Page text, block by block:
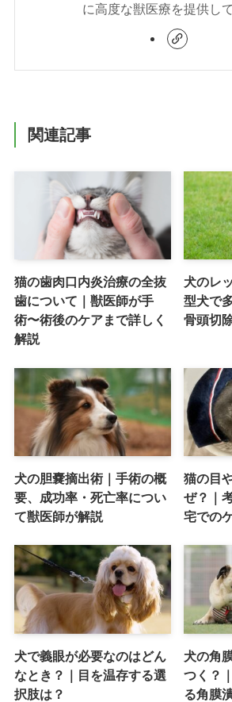
に高度な獣医療を提供して
関連記事
猫の歯肉口内炎治療の全抜
歯について｜獣医師が手
術〜術後のケアまで詳しく
解説
犬のレ
型犬で
骨頭切
犬の胆嚢摘出術｜手術の概
要、成功率・死亡率につい
て獣医師が解説
猫の目
ぜ？｜
宅での
犬で義眼が必要なのはどん
なとき？｜目を温存する選
択肢は？
犬の角
つく？
る角膜